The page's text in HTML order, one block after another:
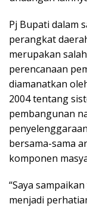
Pj Bupati dalam
perangkat
merupakan
perencanaan
diamanatkan
2004 tentang
pembangunan
bersama-sama
komponen
“Saya
menjadi